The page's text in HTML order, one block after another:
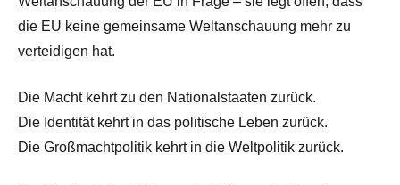
die EU keine gemeinsame Weltanschauung mehr zu
verteidigen hat.
Die Macht kehrt zu den Nationalstaaten zurück.
Die Identität kehrt in das politische Leben zurück.
Die Großmachtpolitik kehrt in die Weltpolitik zurück.